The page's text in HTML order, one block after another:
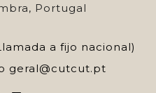
Portugal
a fijo nacional)
geral@cutcut.pt